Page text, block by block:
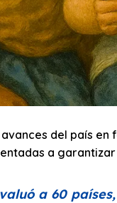
del país
a
a 60